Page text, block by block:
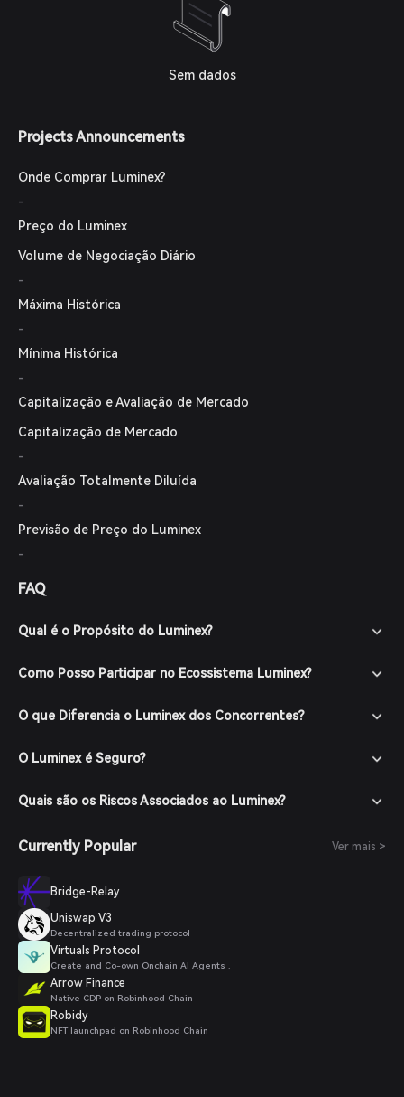
Sem dados
Projects Announcements
Onde Comprar Luminex?
-
Preço do Luminex
Volume de Negociação Diário
-
Máxima Histórica
-
Mínima Histórica
-
Capitalização e Avaliação de Mercado
Capitalização de Mercado
-
Avaliação Totalmente Diluída
-
Previsão de Preço do Luminex
-
FAQ
Qual é o Propósito do Luminex?
Como Posso Participar no Ecossistema Luminex?
O que Diferencia o Luminex dos Concorrentes?
O Luminex é Seguro?
Quais são os Riscos Associados ao Luminex?
Currently Popular Ver mais >
Bridge-Relay
Uniswap V3
Decentralized trading protocol
Virtuals Protocol
Create and Co-own Onchain AI Agents .
Arrow Finance
Native CDP on Robinhood Chain
Robidy
NFT launchpad on Robinhood Chain